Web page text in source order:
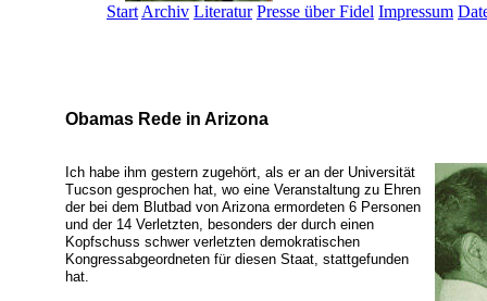
Start Archiv Literatur Presse über Fidel Impressum
Obamas Rede in Arizona
Ich habe ihm gestern zugehört, als er an der Universität
Tucson gesprochen hat, wo eine Veranstaltung zu Ehren
der bei dem Blutbad von Arizona ermordeten 6 Personen
und der 14 Verletzten, besonders der durch einen
Kopfschuss schwer verletzten demokratischen
Kongressabgeordneten für diesen Staat, stattgefunden
hat.